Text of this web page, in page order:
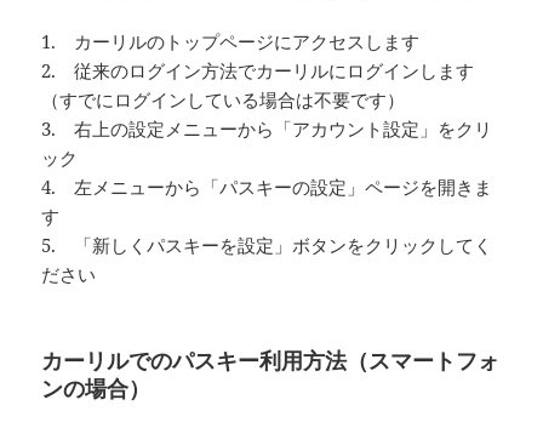
1. カーリルのトップページにアクセスします
2. 従来のログイン方法でカーリルにログインします
（すでにログインしている場合は不要です）
3. 右上の設定メニューから「アカウント設定」をクリ
ック
4. 左メニューから「パスキーの設定」ページを開きま
す
5. 「新しくパスキーを設定」ボタンをクリックしてく
ださい
カーリルでのパスキー利用方法（スマートフォ
ンの場合）